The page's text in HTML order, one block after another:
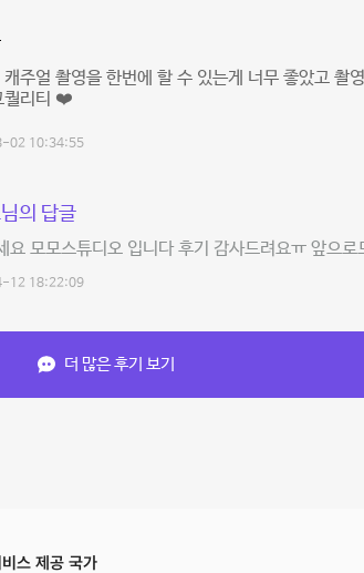
주얼 촬영을 한번에 할 수 있는게 너무 좋았고 촬
퀄리티 ❤️
02 10:34:55
의 답글
요 모모스튜디오 입니다 후기 감사드려요ㅠ 앞으
12 18:22:09
더 많은 후기 보기
스 제공 국가